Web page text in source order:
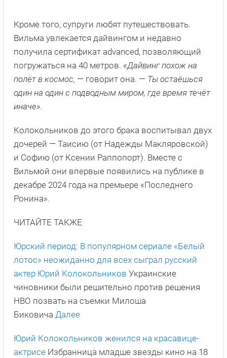
Кроме того, супруги любят путешествовать.
Вильма увлекается дайвингом и недавно
получила сертификат advanced, позволяющий
погружаться на 40 метров. «Дайвинг похож на
полёт в космос, — говорит она. — Ты остаёшься
один на один с подводным миром, где время течёт
иначе».
Колокольников до этого брака воспитывал двух
дочерей — Таисию (от Надежды Макляровской)
и Софию (от Ксении Раппопорт). Вместе с
Вильмой они впервые появились на публике в
декабре 2024 года на премьере «Последнего
Ронина».
ЧИТАЙТЕ ТАКЖЕ
Юрский период: В популярном сериале «Белый
лотос» неожиданно для всех сыграл русский
актер Юрий Колокольников Украинские
чиновники были решительно против решения
HBO позвать на съемки Милоша
Биковича Далее
Юрий Колокольников женился на красавице-
актрисе Избранница младше звезды кино на 18